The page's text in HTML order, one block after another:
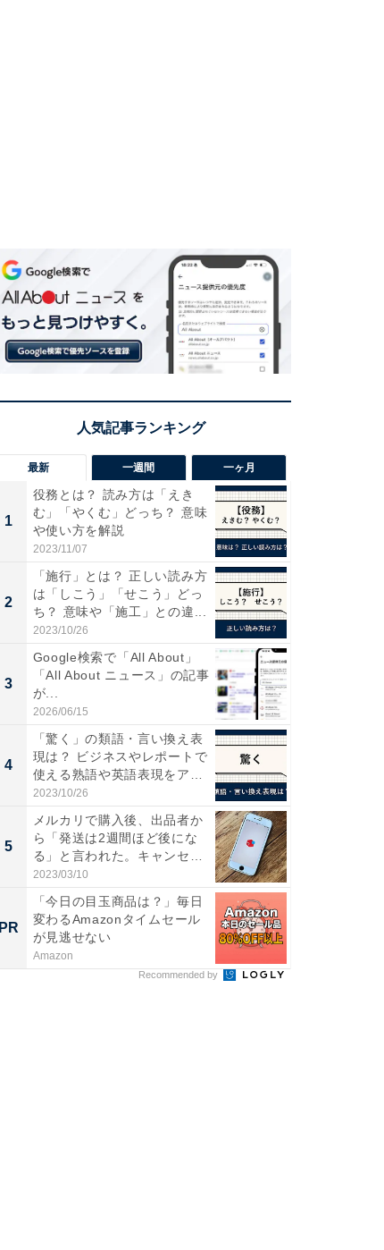
最新 一週間 一ヶ月
1
役務とは？ 読み方は「えき
む」「やくむ」どっち？ 意味
や使い方を解説
2023/11/07
2
「施行」とは？ 正しい読み方
は「しこう」「せこう」どっ
ち？ 意味や「施工」との違...
2023/10/26
3
Google検索で「All About」
「All About ニュース」の記事
が...
2026/06/15
4
「驚く」の類語・言い換え表
現は？ ビジネスやレポートで
使える熟語や英語表現をア
ナ...
2023/10/26
5
メルカリで購入後、出品者か
ら「発送は2週間ほど後にな
る」と言われた。キャンセル
で...
2023/03/10
PR
「今日の目玉商品は？」毎日
変わるAmazonタイムセール
が見逃せない
Amazon
Recommended by